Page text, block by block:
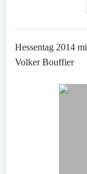
Hessentag 2014
Volker Bouffier